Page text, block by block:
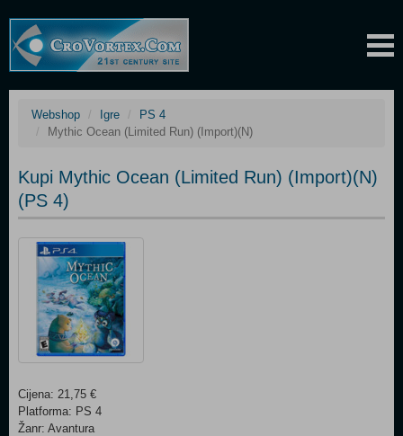
Webshop Igre
PS 4
Mythic Ocean (Limited Run) (Import)(N)
Kupi Mythic Ocean (Limited Run) (Import)(N)
(PS 4)
Cijena: 21,75 €
Platforma: PS 4
Žanr: Avantura